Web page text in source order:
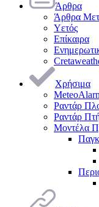
Άρθρα
Άρθρα
Υετός
Επίκαιρα
Χρήσιμα
Ραντάρ
Ραντάρ
Μοντέλα